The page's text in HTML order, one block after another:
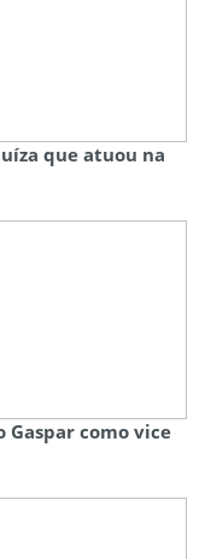
que atuou na
como vice